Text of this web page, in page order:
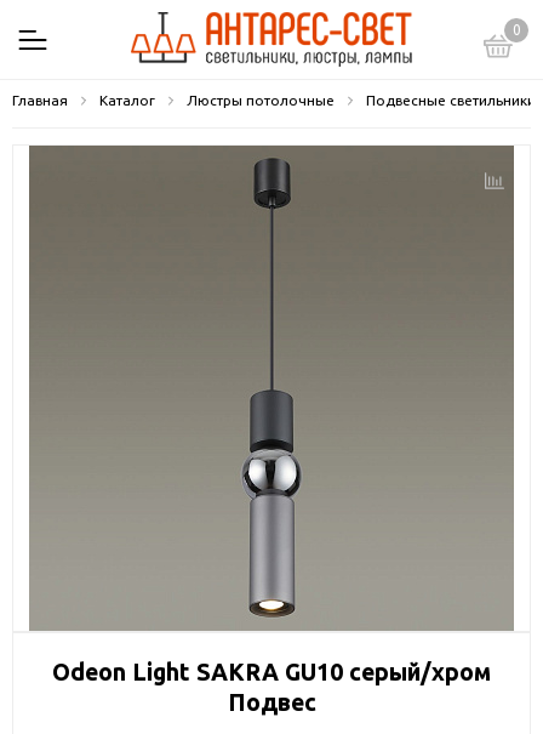
0
Главная Каталог Люстры потолочные Подвесные светильники
Odeon Light SAKRA GU10 серый/хром
Подвес